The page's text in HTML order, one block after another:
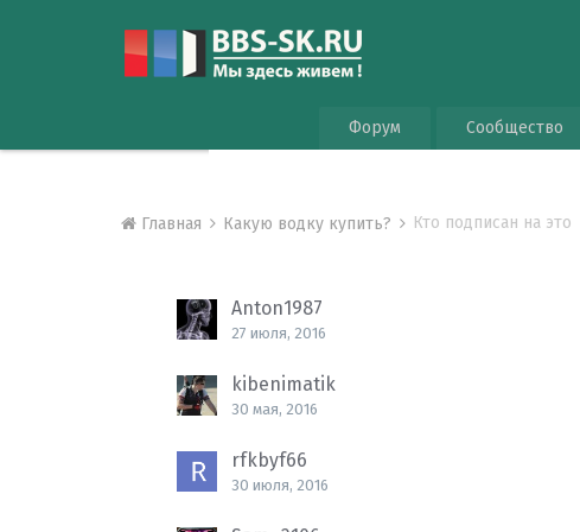
Форум Сообщество
Главная Какую водку купить? Кто подписан на это
Anton1987
27 июля, 2016
kibenimatik
30 мая, 2016
rfkbyf66
30 июля, 2016